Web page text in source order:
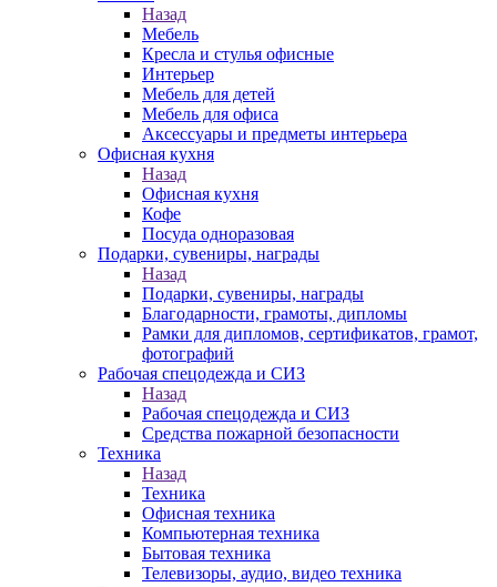
Назад
Мебель
Кресла и стулья офисные
Интерьер
Мебель для детей
Мебель для офиса
Аксессуары и предметы интерьера
Офисная кухня
Назад
Офисная кухня
Кофе
Посуда одноразовая
Подарки, сувениры, награды
Назад
Подарки, сувениры, награды
Благодарности, грамоты, дипломы
Рамки для дипломов, сертификатов, грамот,
фотографий
Рабочая спецодежда и СИЗ
Назад
Рабочая спецодежда и СИЗ
Средства пожарной безопасности
Техника
Назад
Техника
Офисная техника
Компьютерная техника
Бытовая техника
Телевизоры, аудио, видео техника